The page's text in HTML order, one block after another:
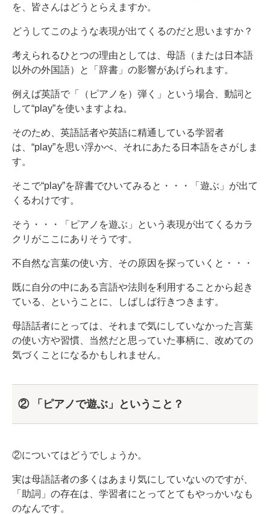
を、皆さんはどうとらえますか。
どうしてこのような表現が出てくるのだと思いますか？
考えられるひとつの理由としては、母語（または日本語
以外の外国語）と「辞書」の影響があげられます。
例えば英語で「（ピアノを）弾く」という場合、動詞と
して“play”を使いますよね。
そのため、英語話者や英語に精通している学習者
は、“play”を思い浮かべ、それにあたる日本語をさがしま
す。
そこで“play”を辞書でひいてみると・・・「遊ぶ」が出て
くるわけです。
そう・・・「ピアノを遊ぶ」という表現が出てくるカラ
クリがここにありそうです。
不自然な言葉の使い方、その原因を探っていくと・・・
既に自分の中にある言語や法則を利用することから起き
ている、ということに、しばしば行きつきます。
母語話者にとっては、それまで気にしていなかった言葉
の使い方や習慣、当然だと思っていた事柄に、改めての
気づくことになるかもしれません。
② 「ピアノで遊ぶ」ということ？
②についてはどうでしょうか。
実は母語話者の多くはあまり気にしていないのですが、
「助詞」の存在は、学習者にとってとてもやっかいなも
のなんです。